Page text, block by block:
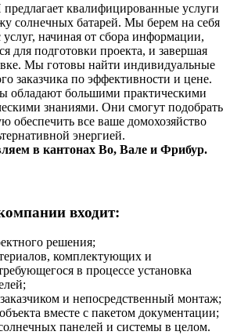
квалифицированные услуги
солнечных батарей. Мы берем на себя
начиная от сбора информации,
для подготовки проекта, и завершая
Мы готовы найти индивидуальные
заказчика по эффективности и цене.
обладают большими практическими
знаниями. Они смогут подобрать
обеспечить все ваше домохозяйство
энергией.
в кантонах Во, Вале и Фрибур.
входит:
решения;
комплектующих и
в процессе установка
и непосредственный монтаж;
вместе с пакетом документации;
панелей и системы в целом.